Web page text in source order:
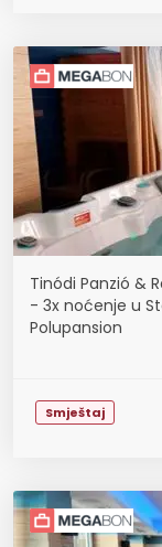
Tinódi Panzió &
- 3x noćenje u
Polupansion
Smještaj